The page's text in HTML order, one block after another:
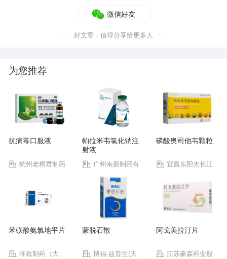
微信好友
好文章，值得分享给更多人
为您推荐
抗病毒口服液
杭州老桐君制药
帕拉米韦氯化钠注
射液
广州南新制药有
限公司
磷酸奥司他韦颗粒
宜昌东阳光长江
苯磺酸氨氯地平片
晖致制药（大
蒙脱石散
博福-益普生(天
阿戈美拉汀片
江苏豪森药业股